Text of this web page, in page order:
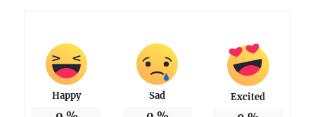
Happy Sad Excited